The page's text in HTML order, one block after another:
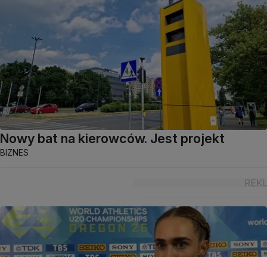
Nowy bat na kierowców. Jest projekt
BIZNES